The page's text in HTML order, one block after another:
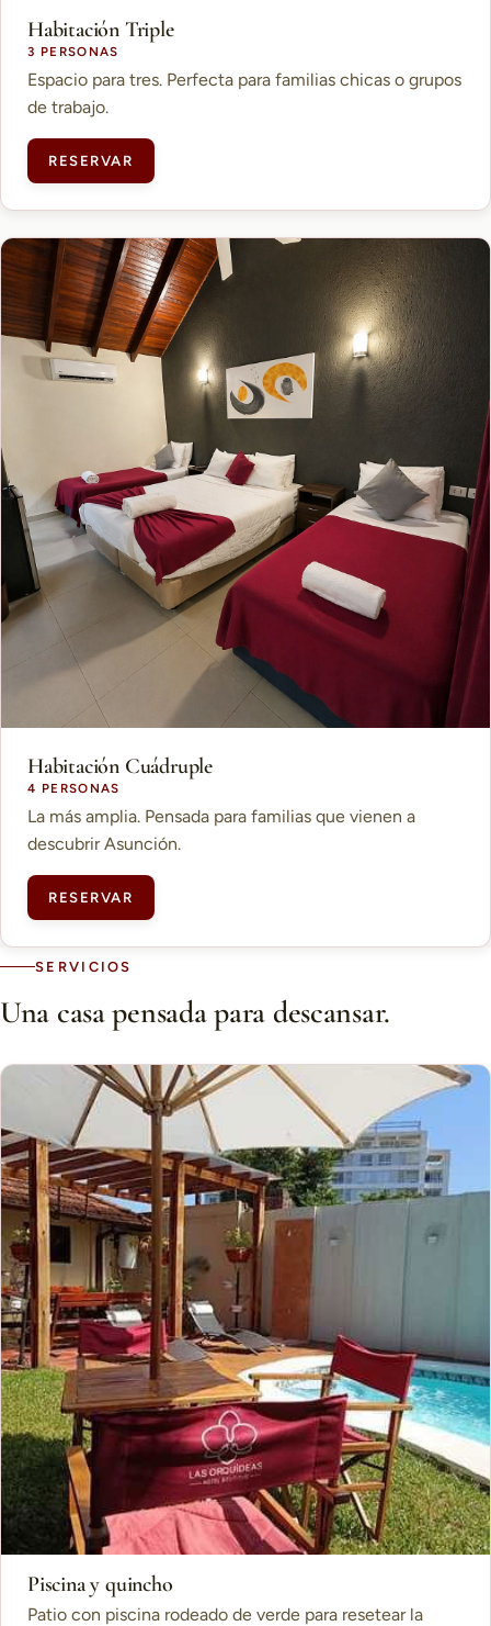
Habitación Triple
3 PERSONAS
Espacio para tres. Perfecta para familias chicas o grupos
de trabajo.
RESERVAR
Habitación Cuádruple
4 PERSONAS
La más amplia. Pensada para familias que vienen a
descubrir Asunción.
RESERVAR
SERVICIOS
Una casa pensada para descansar.
Piscina y quincho
Patio con piscina rodeado de verde para resetear la